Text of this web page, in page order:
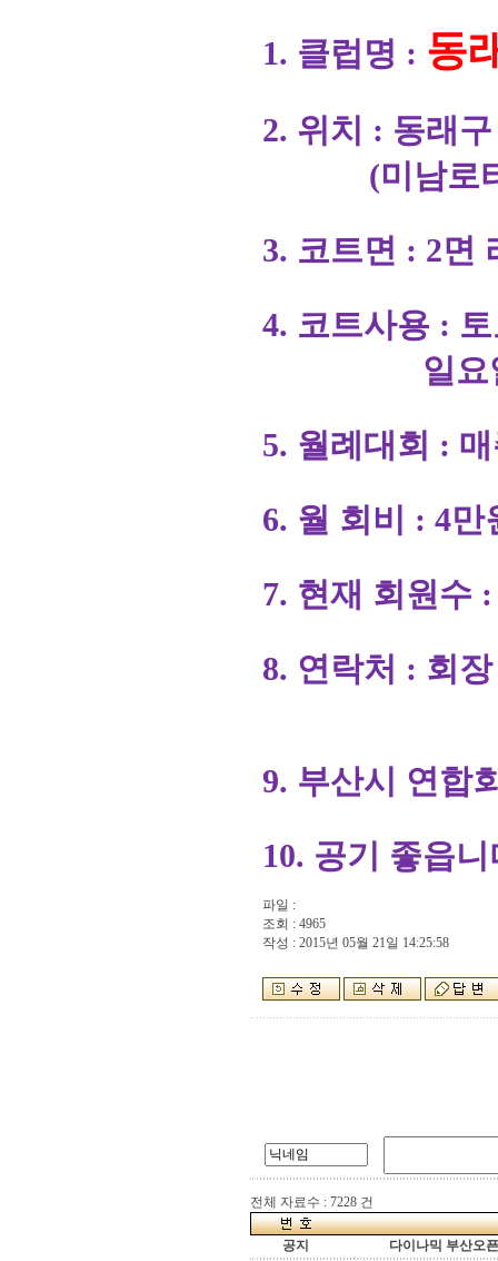
1. 클럽명 : 동
2. 위치 : 동래
(미남로타
3. 코트면 : 2면
4. 코트사용 :
일요일 및
5. 월례대회 :
6. 월 회비 : 4
7. 현재 회원수
8. 연락처 : 회장
9. 부산시 연합
10. 공기 좋읍
파일 :
조회 : 4965
작성 : 2015년 05월 21일 14:25:58
전체 자료수 : 7228 건
공지
다이나믹 부산오